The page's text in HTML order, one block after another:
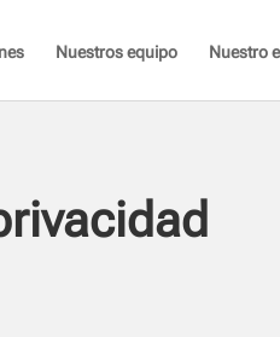
Nuestros equipo Nuestro